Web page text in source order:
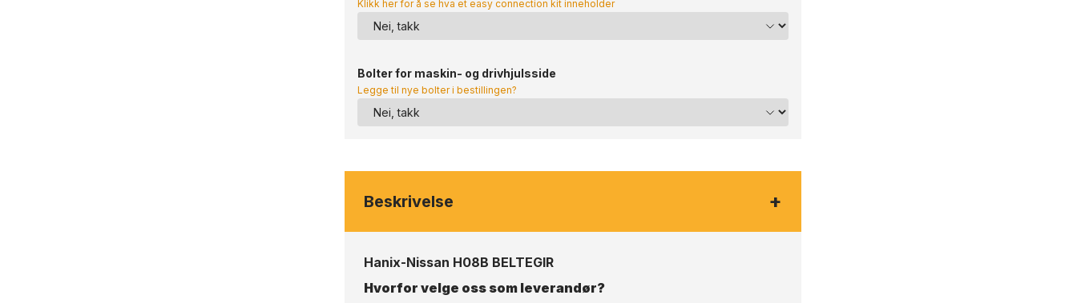
Klikk her for å se hva et easy connection kit inneholder
Bolter for maskin- og drivhjulsside
Legge til nye bolter i bestillingen?
Beskrivelse +
Hanix-Nissan H08B BELTEGIR
Hvorfor velge oss som leverandør?